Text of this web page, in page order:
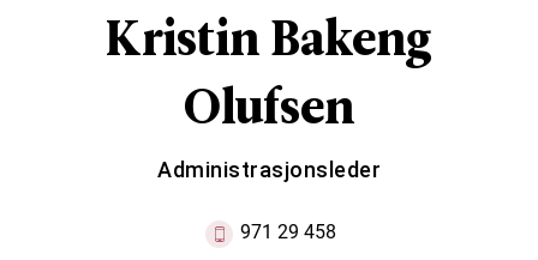
Kristin Bakeng
Olufsen
Administrasjonsleder
971 29 458